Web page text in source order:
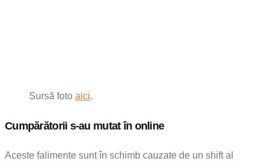
Sursă foto aici.
Cumpărătorii s-au mutat în online
Aceste falimente sunt în schimb cauzate de un shift al